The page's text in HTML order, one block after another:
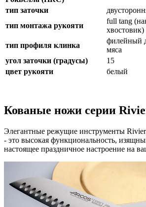
тип заточки
тип монтажа рукояти
full tang
хвостовик)
тип профиля клинка
филейный
мяса
угол заточки (градусы)
15
цвет рукояти
белый
Кованые ножи серии
Элегантные режущие инструменты
- это высокая функциональность,
настоящее праздничное настроение на